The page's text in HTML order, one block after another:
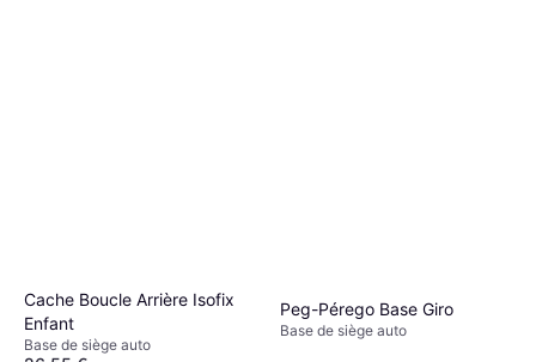
Cache Boucle Arrière Isofix
Enfant
Base de siège auto
Peg-Pérego Base Giro
Base de siège auto